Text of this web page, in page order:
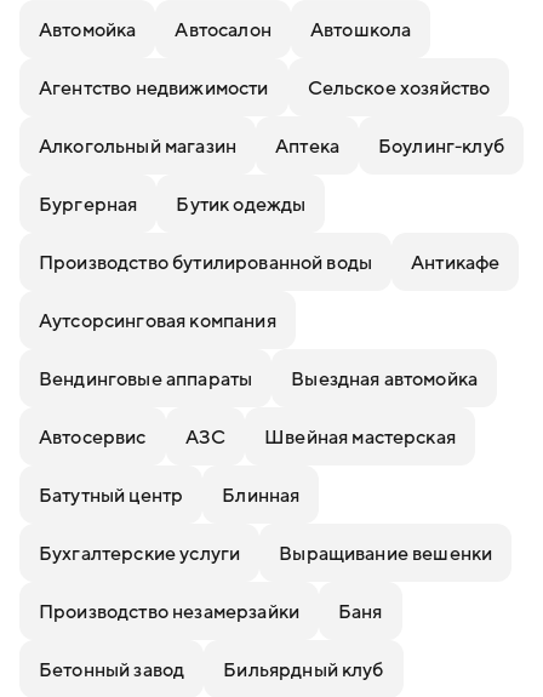
Автомойка Автосалон Автошкола
Агентство недвижимости Сельское хозяйство
Алкогольный магазин Аптека Боулинг-клуб
Бургерная Бутик одежды
Производство бутилированной воды Антикафе
Аутсорсинговая компания
Вендинговые аппараты Выездная автомойка
Автосервис АЗС Швейная мастерская
Батутный центр Блинная
Бухгалтерские услуги Выращивание вешенки
Производство незамерзайки Баня
Бетонный завод Бильярдный клуб